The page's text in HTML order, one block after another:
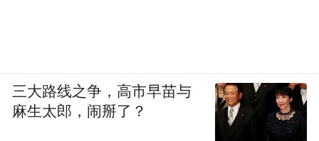
三大路线之争，高市早苗与
麻生太郎，闹掰了？